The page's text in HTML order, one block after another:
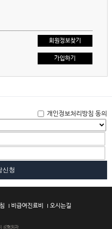
회원정보찾기
가입하기
개인정보처리방침 동의
신청
비급여진료비 오시는길
성형외과